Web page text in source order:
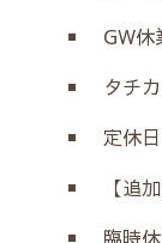
GW休
タチ
定休
【追
臨時